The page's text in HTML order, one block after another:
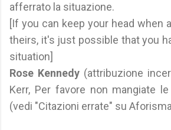
afferrato la situazione.
[If you can keep your head when
theirs, it's just possible that you
situation]
Rose Kennedy(attribuzione
Kerr, Per favore non mangiate
(vedi "Citazioni errate" su